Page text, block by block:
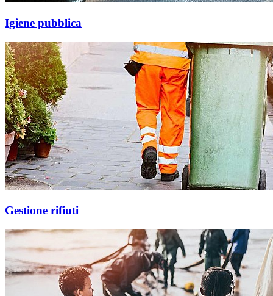
Igiene pubblica
Gestione rifiuti